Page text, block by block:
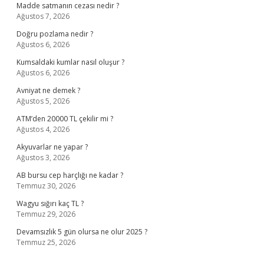
Madde satmanın cezası nedir ?
Ağustos 7, 2026
Doğru pozlama nedir ?
Ağustos 6, 2026
Kumsaldaki kumlar nasıl oluşur ?
Ağustos 6, 2026
Avniyat ne demek ?
Ağustos 5, 2026
ATM’den 20000 TL çekilir mi ?
Ağustos 4, 2026
Akyuvarlar ne yapar ?
Ağustos 3, 2026
AB bursu cep harçlığı ne kadar ?
Temmuz 30, 2026
Wagyu sığırı kaç TL ?
Temmuz 29, 2026
Devamsızlık 5 gün olursa ne olur 2025 ?
Temmuz 25, 2026